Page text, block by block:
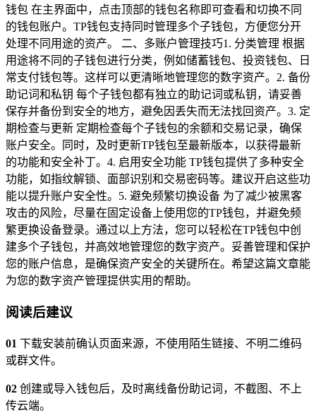
钱包 在主界面中，点击顶部的钱包名称即可查看和切换不同
的钱包账户。TP钱包支持同时管理多个子钱包，方便您分开
处理不同用途的资产。 二、多账户管理技巧1. 分类管理 根据
用途将不同的子钱包进行分类，例如储蓄钱包、投资钱包、日
常支付钱包等。这样可以更清晰地管理您的数字资产。2. 备份
助记词和私钥 每个子钱包都有独立的助记词或私钥，请妥善
保存并备份到安全的地方，避免因丢失而无法找回资产。3. 定
期检查与更新 定期检查每个子钱包的余额和交易记录，确保
账户安全。同时，及时更新TP钱包至最新版本，以获得最新
的功能和安全补丁。4. 启用安全功能 TP钱包提供了多种安全
功能，如指纹解锁、面部识别和交易密码等。建议开启这些功
能以提升账户安全性。5. 避免频繁切换设备 为了减少被黑客
攻击的风险，尽量在固定设备上使用您的TP钱包，并避免频
繁更换设备登录。通过以上方法，您可以轻松在TP钱包中创
建多个子钱包，并高效地管理您的数字资产。妥善管理和保护
您的账户信息，是确保资产安全的关键所在。希望这篇文章能
为您的数字资产管理提供实用的帮助。
阅读后建议
01 下载安装前确认页面来源，不使用陌生链接、不明二维码
或群文件。
02 创建或导入钱包后，及时离线备份助记词，不截图、不上
传云端。